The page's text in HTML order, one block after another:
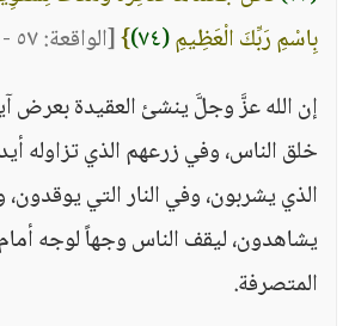
بِاسْمِ رَبِّكَ الْعَظِيمِ(٧٤) }[الواقعة: ٥٧ - ٧٤]
إن الله عزَّ وجلَّ ينشئ العقيدة بعرض
خلق الناس، وفي زرعهم الذي تزاوله
الذي يشربون، وفي النار التي
يشاهدون، ليقف الناس وجهاً لوجه أمام
المتصرفة.